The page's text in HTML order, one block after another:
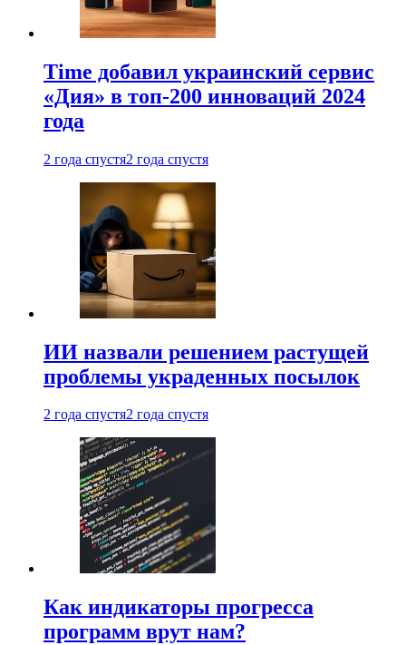
Time добавил украинский сервис
«Дия» в топ-200 инноваций 2024
года
2 года спустя2 года спустя
ИИ назвали решением растущей
проблемы украденных посылок
2 года спустя2 года спустя
Как индикаторы прогресса
программ врут нам?